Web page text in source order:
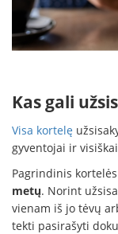
Kas gali
Visa kortelę
gyventojai ir
Pagrindinis
metų. Norint
vienam iš jo tėvų
tekti pasirašyti